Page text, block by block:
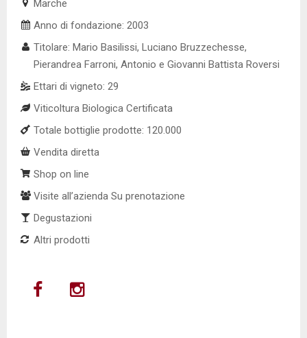
Marche
Anno di fondazione: 2003
Titolare: Mario Basilissi, Luciano Bruzzechesse,
Pierandrea Farroni, Antonio e Giovanni Battista Roversi
Ettari di vigneto: 29
Viticoltura Biologica Certificata
Totale bottiglie prodotte: 120.000
Vendita diretta
Shop on line
Visite all’azienda Su prenotazione
Degustazioni
Altri prodotti